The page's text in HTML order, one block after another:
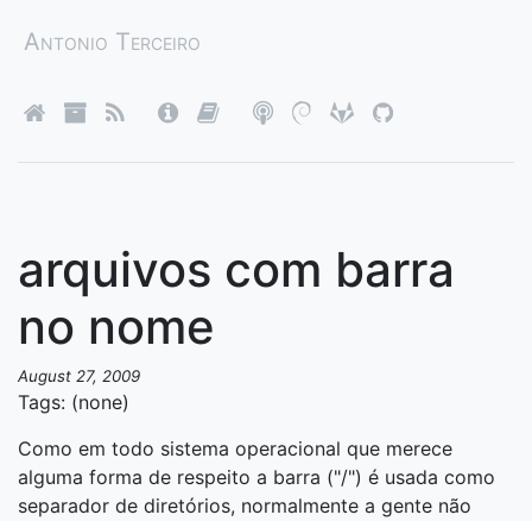
Antonio Terceiro
arquivos com barra
no nome
August 27, 2009
Tags: (none)
Como em todo sistema operacional que merece
alguma forma de respeito a barra ("/") é usada como
separador de diretórios, normalmente a gente não